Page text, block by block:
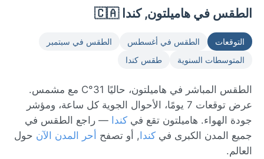
الطقس في هاميلتون, كندا 🇨🇦
التوقعات الطقس في أغسطس
الطقس في سبتمبر
المتوسطات السنوية
طقس كندا
الطقس المباشر في هاميلتون، حاليًا 31°C مع مشمس.
عرض توقعات 7 يومًا، الأحوال الجوية كل ساعة، ومؤشر
جودة الهواء. هاميلتون تقع في كندا — راجع الطقس في
جميع المدن الكبرى في كندا , أو تصفح أحر المدن الآن حول
العالم.